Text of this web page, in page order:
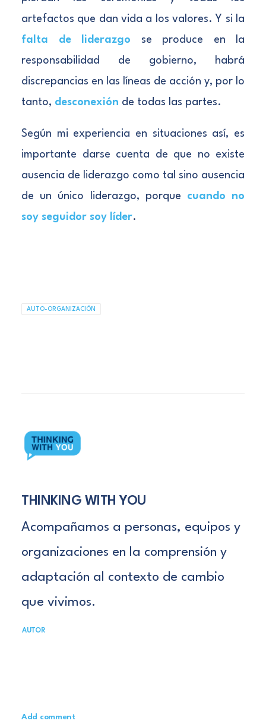
artefactos que dan vida a los valores. Y si la
falta de liderazgo se produce en la
responsabilidad de gobierno, habrá
discrepancias en las líneas de acción y, por lo
tanto, desconexión de todas las partes.
Según mi experiencia en situaciones así, es
importante darse cuenta de que no existe
ausencia de liderazgo como tal sino ausencia
de un único liderazgo, porque cuando no
soy seguidor soy líder.
AUTO-ORGANIZACIÓN
THINKING WITH YOU
Acompañamos a personas, equipos y
organizaciones en la comprensión y
adaptación al contexto de cambio
que vivimos.
AUTOR
Add comment